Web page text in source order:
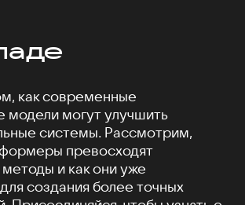
как современные
модели могут улучшить
системы. Рассмотрим,
превосходят
и как они уже
создания более точных